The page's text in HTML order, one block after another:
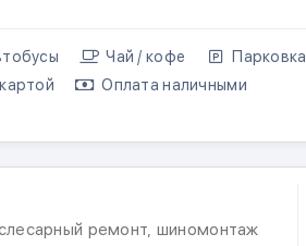
Чай / кофе
Парковка
Оплата наличными
ремонт, шиномонтаж